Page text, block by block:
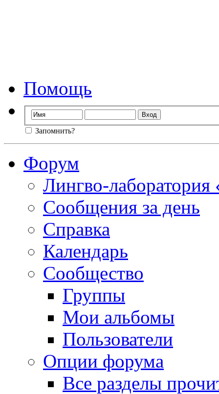
Помощь
Запомнить?
Форум
Лингво-
Сообщения за день
Справка
Календарь
Сообщество
Группы
Мои альбомы
Пользователи
Опции форума
Все разделы